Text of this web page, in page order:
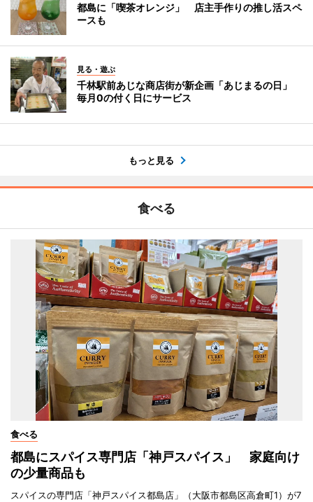
都島に「喫茶オレンジ」 店主手作りの推し活スペ
ースも
見る・遊ぶ
千林駅前あじな商店街が新企画「あじまるの日」
毎月0の付く日にサービス
もっと見る
食べる
食べる
都島にスパイス専門店「神戸スパイス」 家庭向け
の少量商品も
スパイスの専門店「神戸スパイス都島店」（大阪市都島区高倉町1）が7